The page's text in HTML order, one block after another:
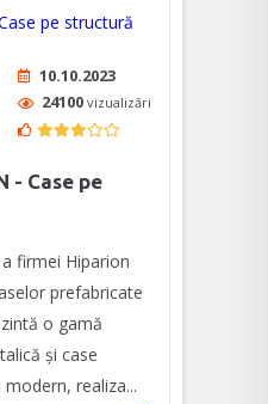
10.10.2023
24100 vizualizări
- Case pe
firmei Hiparion
prefabricate
o gamă
și case
realiza...